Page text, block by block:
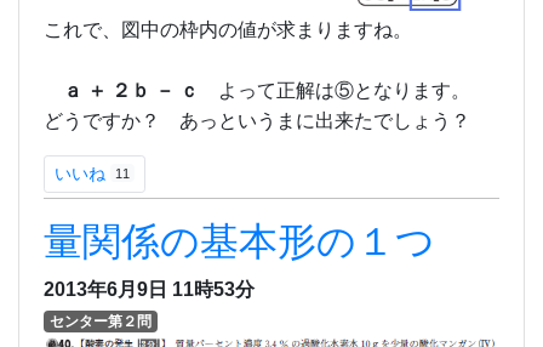
これで、図中の枠内の値が求まりますね。
ａ ＋ ２ｂ － ｃ
よって正解は⑤となります。
どうですか？ あっというまに出来たでしょう？
いいね 11
量関係の基本形の１つ
2013年6月9日 11時53分
センター第２問